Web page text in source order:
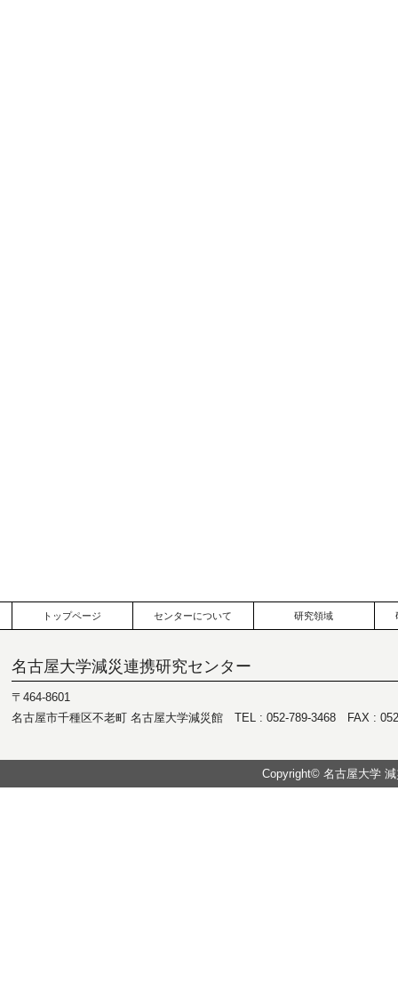
トップページ センターについて 研究領域
名古屋大学減災連携研究センター
〒464-8601
名古屋市千種区不老町 名古屋大学減災館 TEL : 052-789-3468 FAX :
Copyright© 名古屋大学